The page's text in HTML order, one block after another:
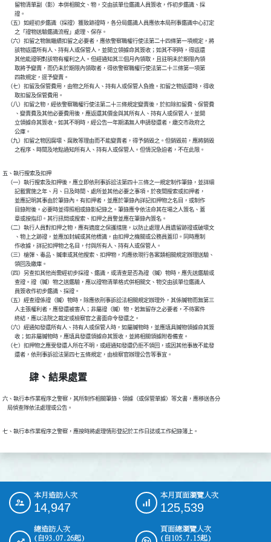
          留物清單副（影）本併相關文、物，交由該單位鑑識人員簽收，作初步鑑識、採
          證。
    （五）如經初步鑑識（採證）獲致跡證時，各分局鑑識人員應依本局刑事鑑識中心訂定
          之「證物送驗鑑識流程」處理、保存。
    （六）扣留之物無繼續扣留之必要者，應依警察職權行使法第二十四條第一項規定，將
          該物返還所有人、持有人或保管人，並開立領據命其簽收；如其不明時，得返還
          其他能證明對該物有權利之人。但經通知其三個月內領取，且註明未於期限內領
          取將予變賣，而仍未於期限內領取者，得依警察職權行使法第二十三條第一項第
          四款規定，逕予變賣。
    （七）扣留及保管費用，由物之所有人、持有人或保管人負擔。扣留之物返還時，得收
          取扣留及保管費用。
    （八）扣留之物，經依警察職權行使法第二十三條規定變賣後，於扣除扣留費、保管費
          、變賣費及其他必要費用後，應返還其價金與其所有人、持有人或保管人，並開
          立領據命其簽收。如其不明時，經公告一年期滿無人申請發還者，繳交市政府之
          公庫。
    （九）扣留之物因腐壞、腐敗等理由而不能變賣者，得予銷毀之。但銷毀前，應將銷毀
五、執行搜索及扣押
    （一）執行搜索及扣押後，應立即依刑事訴訟法第四十三條之一規定制作筆錄，並詳細
          記載實施之年、月、日及時間、處所並其他必要之事項。於夜間搜索或扣押者，
          並應記明其事由於筆錄內。有扣押者，並應於筆錄內詳記扣押物之名目，或制作
          目錄附後。必要時並得照相或錄影紀錄之。筆錄應令依法命其在場之人簽名、蓋
          章或按指印。其行訊問或搜索、扣押之員警並應在筆錄內簽名。
    （二）執行人員對扣押之物，應有適度之保護措施，以防止處理人員遺留跡證或破壞文
          、物上之跡證，並應加封緘或其他標識，由扣押之機關或公務員蓋印。同時應制
          作收據，詳記扣押物之名目，付與所有人、持有人或保管人。
    （三）槍彈、毒品、贓車或其他搜索、扣押物，均應依現行各案類相關規定辦理送驗、
          領回及繳庫。
    （四）另查扣其他尚需經初步採證、鑑識，或清查是否為證（贓）物時，應先送鑑驗或
          查證。證（贓）物之送鑑驗，應以證物清單格式併相關文、物交由該單位鑑識人
          員簽收作初步鑑識、採證。
    （五）經查證係證（贓）物時，除應依刑事訴訟法相關規定辦理外，其係贓物而無第三
          人主張權利者，應發還被害人；非屬證（贓）物，若無留存之必要者，不待案件
          終結，應以法院之裁定或檢察官之書面命令發還之。
    （六）經通知發還所有人、持有人或保管人時，如屬贓物時，並應填具贓物領據命其簽
          收；如非屬贓物時，應填具發還領據命其簽收，並將相關領據附卷備查。
    （七）扣押物之應受發還人所在不明，或經通知發還仍拒不領回，或因其他事故不能發
肆、結果處置
六、執行本作業程序之警察，其所制作相關筆錄、領據（或保管單據）等文書，應移送各分
    局偵查隊依法處理或公告。
七、執行本作業程序之警察，應按時將處理情形登記於工作日誌或工作紀錄簿上。
::: 本月造訪人次
14,947
本月頁面瀏覽人次
125,539
總造訪人次
(自93.07.26起)
頁面總瀏覽人次
(自105.7.15起)